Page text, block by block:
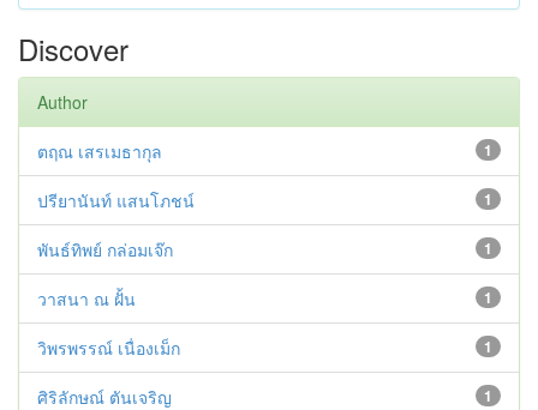
Discover
Author
1
ตฤณ เสรเมธากุล
1
ปรียานันท์ แสนโภชน์
1
พันธ์ทิพย์ กล่อมเจ๊ก
1
วาสนา ณ ฝั้น
1
วิพรพรรณ์ เนื่องเม็ก
1
ศิริลักษณ์ ตันเจริญ